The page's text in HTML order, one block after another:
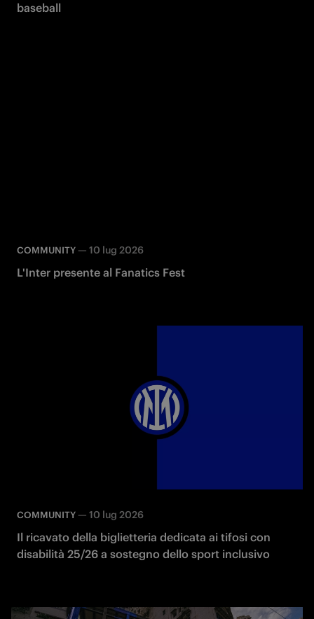
baseball
COMMUNITY — 10 lug 2026
L'Inter presente al Fanatics Fest
COMMUNITY — 10 lug 2026
Il ricavato della biglietteria dedicata ai tifosi con
disabilità 25/26 a sostegno dello sport inclusivo